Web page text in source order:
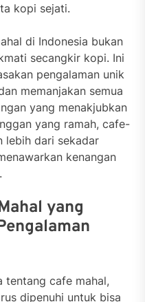
kopi sejati.
di Indonesia bukan
secangkir kopi. Ini
pengalaman unik
memanjakan semua
yang menakjubkan
yang ramah, cafe-
lebih dari sekadar
kenangan
yang
tentang cafe mahal,
dipenuhi untuk bisa